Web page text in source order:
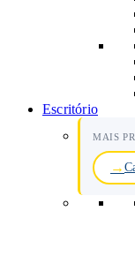
Escritório
MAIS